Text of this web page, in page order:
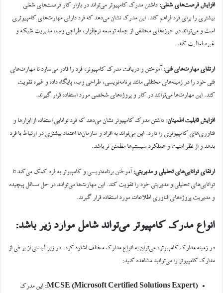
افزایش فرصت‌های شغلی: داشتن مدرک کامپیوتر می‌تواند در بازار کار فرصت‌های شغلی
بیشتری را برای فرد فراهم کند. این مدرک نشان می‌دهد که فرد دارای مهارت‌های کامپیوتری
است و می‌تواند در حوزه‌های مختلفی از جمله توسعه نرم‌افزار، طراحی وب، مدیریت شبکه و
غیره فعالیت کند.
ارتقای مهارت‌های فنی: آموختن و دریافت مدرک کامپیوتر، فرد را قادر می‌سازد تا مهارت‌های
فنی خود را در زمینه‌های مختلفی مانند برنامه‌نویسی، طراحی وب، پایگاه داده و غیره تقویت
کند. این مهارت‌ها می‌توانند در کار و پروژه‌های شخصی مورد استفاده قرار گیرند.
افزایش قابلیت اطمینان: داشتن مدرک کامپیوتر نشان می‌دهد که فرد توانایی استفاده از ابزارها و
فناوری‌های کامپیوتری را دارد. این می‌تواند به افراد و سازمان‌ها اعتماد بیشتری در ارتباط با فرد
بدهد و از نظر امنیت و عملکرد سیستم‌ها مطمئن تر باشد.
ارتقای توانایی‌های تحلیلی و مدیریتی: آموختن برنامه‌نویسی و کامپیوتر به فرد کمک می‌کند تا
توانایی‌های تحلیلی و مدیریتی خود را تقویت کند. این مهارت‌ها می‌توانند در حل مسائل پیچیده
و مدیریت پروژه‌های فناوری اطلاعات مورد استفاده قرار گیرند.
انواع مدرک کامپیوتر می‌تواند شامل موارد زیر باشد:
در زمینه مدارک کامپیوتر، می‌توان به انواع مدارک مختلف اشاره کرد. در زیر لیستی از برخی از
مدارک کامپیوتر را می‌توانید مشاهده کنید:
MCSE (Microsoft Certified Solutions Expert): این مدرک